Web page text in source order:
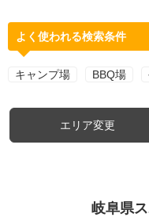
よく使われる検索条件
キャンプ場 BBQ場
エリア変更
岐阜県